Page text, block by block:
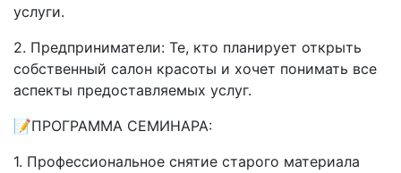
услуги.
2. Предприниматели: Те, кто планирует открыть
собственный салон красоты и хочет понимать все
аспекты предоставляемых услуг.
📝ПРОГРАММА СЕМИНАРА:
1. Профессиональное снятие старого материала